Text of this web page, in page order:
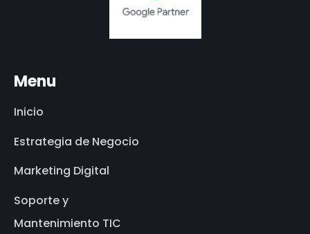
Menu
Inicio
Estrategia de Negocio
Marketing Digital
Soporte y
Mantenimiento TIC